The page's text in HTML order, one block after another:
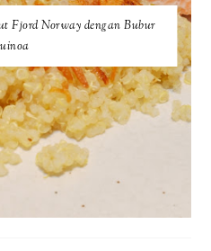
Fjord Norway dengan Bubur